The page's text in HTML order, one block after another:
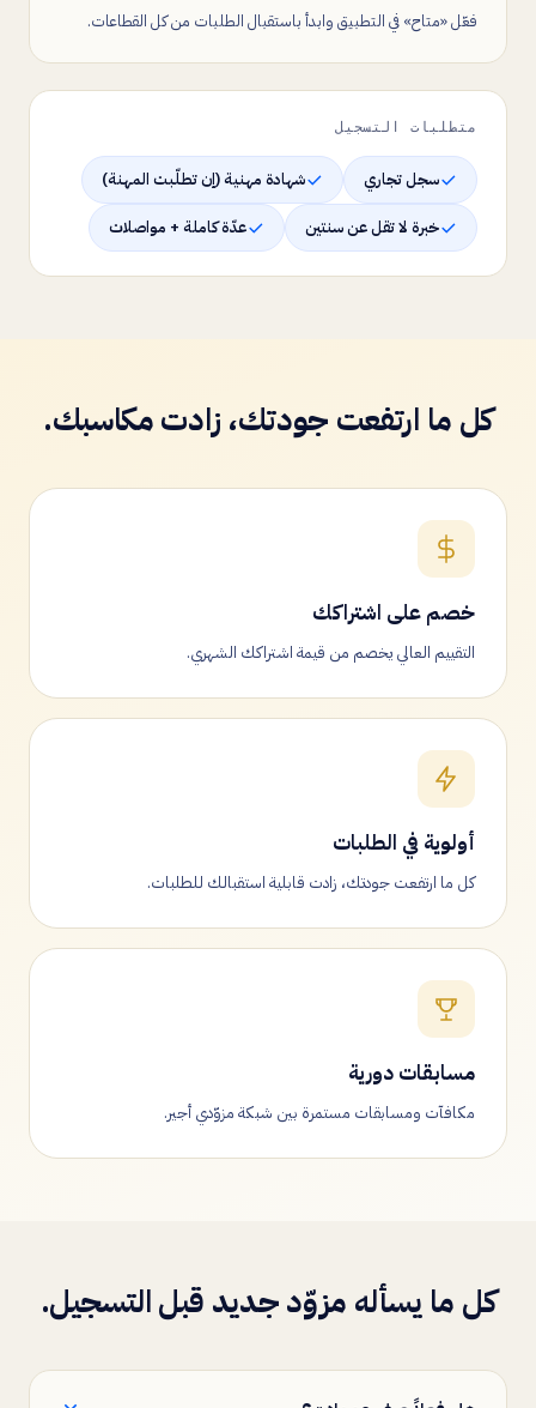
فعّل «متاح» في التطبيق وابدأ باستقبال الطلبات من كل القطاعات.
متطلبات التسجيل
سجل تجاري شهادة مهنية (إن تطلّبت المهنة)
خبرة لا تقل عن سنتين عدّة كاملة + مواصلات
كل ما ارتفعت جودتك، زادت مكاسبك.
خصم على اشتراكك
التقييم العالي يخصم من قيمة اشتراكك الشهري.
أولوية في الطلبات
كل ما ارتفعت جودتك، زادت قابلية استقبالك للطلبات.
مسابقات دورية
مكافآت ومسابقات مستمرة بين شبكة مزوّدي أجير.
كل ما يسأله مزوّد جديد قبل التسجيل.